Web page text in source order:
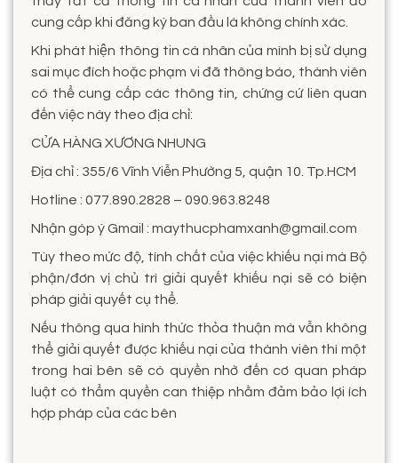
cung cấp khi đăng ký ban đầu là không chính xác.
Khi phát hiện thông tin cá nhân của mình bị sử dụng
sai mục đích hoặc phạm vi đã thông báo, thành viên
có thể cung cấp các thông tin, chứng cứ liên quan
đến việc này theo địa chỉ:
CỬA HÀNG XƯƠNG NHUNG
Địa chỉ : 355/6 Vĩnh Viễn Phường 5, quận 10. Tp.HCM
Hotline : 077.890.2828 – 090.963.8248
Nhận góp ý Gmail : maythucphamxanh@gmail.com
Tùy theo mức độ, tính chất của việc khiếu nại mà Bộ
phận/đơn vị chủ trì giải quyết khiếu nại sẽ có biện
pháp giải quyết cụ thể.
Nếu thông qua hình thức thỏa thuận mà vẫn không
thể giải quyết được khiếu nại của thành viên thì một
trong hai bên sẽ có quyền nhờ đến cơ quan pháp
luật có thẩm quyền can thiệp nhằm đảm bảo lợi ích
hợp pháp của các bên